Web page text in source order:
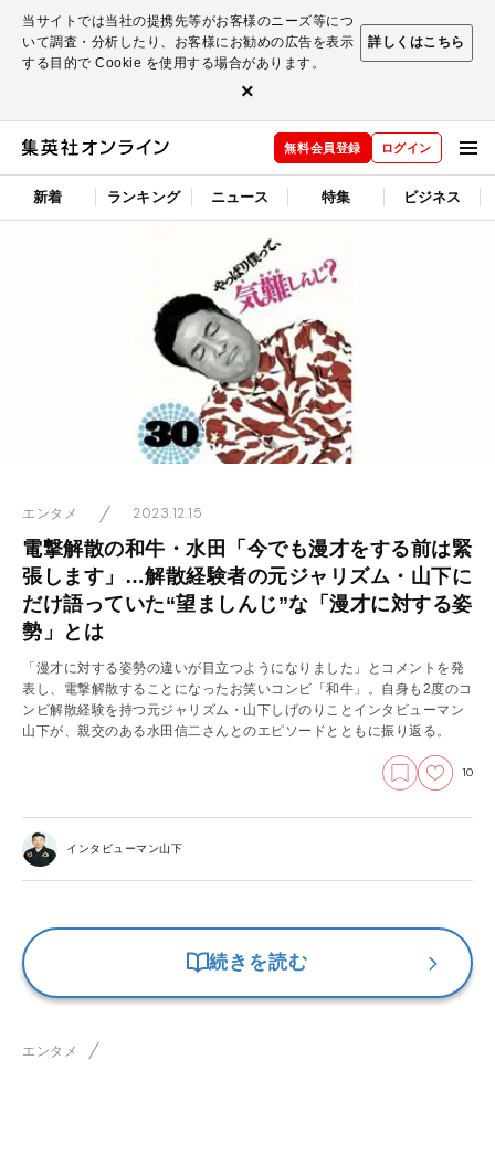
当サイトでは当社の提携先等がお客様のニーズ等につ
いて調査・分析したり、お客様にお勧めの広告を表示
する目的で Cookie を使用する場合があります。
詳しくはこちら
×
無料会員登録 ログイン
新着 ランキング ニュース 特集 ビジネス
エンタメ 2023.12.15
電撃解散の和牛・水田「今でも漫才をする前は緊
張します」…解散経験者の元ジャリズム・山下に
だけ語っていた“望ましんじ”な「漫才に対する姿
勢」とは
「漫才に対する姿勢の違いが目立つようになりました」とコメントを発
表し、電撃解散することになったお笑いコンビ「和牛」。自身も2度のコ
ンビ解散経験を持つ元ジャリズム・山下しげのりことインタビューマン
山下が、親交のある水田信二さんとのエピソードとともに振り返る。
10
インタビューマン山下
続きを読む
エンタメ